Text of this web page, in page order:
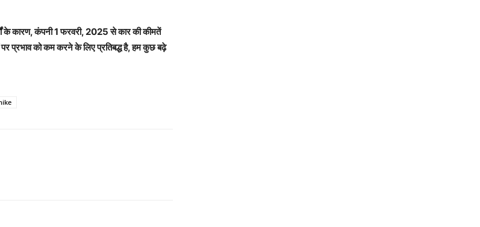
के कारण,कंपनी 1 फरवरी,2025 से कार की कीमतें
प्रभाव को कम करने के लिए प्रतिबद्ध है,हम कुछ बढ़े